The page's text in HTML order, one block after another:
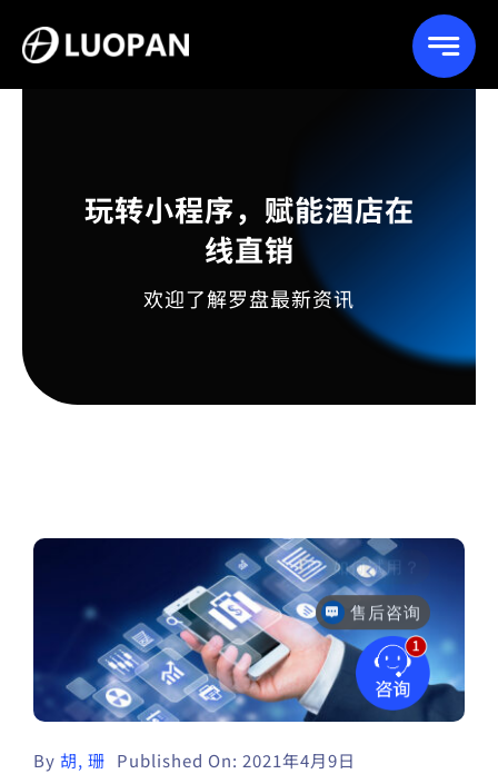
content
玩转小程序，赋能酒店在
线直销
欢迎了解罗盘最新资讯
By 胡, 珊 Published On: 2021年4月9日
售后咨询